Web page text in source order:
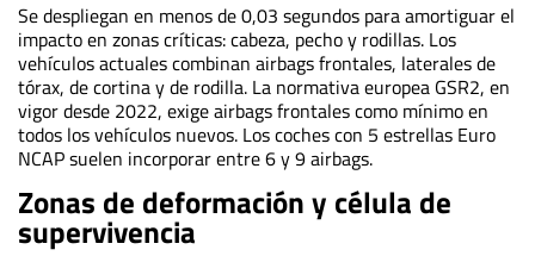
Se despliegan en menos de 0,03 segundos para amortiguar el
impacto en zonas críticas: cabeza, pecho y rodillas. Los
vehículos actuales combinan airbags frontales, laterales de
tórax, de cortina y de rodilla. La normativa europea GSR2, en
vigor desde 2022, exige airbags frontales como mínimo en
todos los vehículos nuevos. Los coches con 5 estrellas Euro
NCAP suelen incorporar entre 6 y 9 airbags.
Zonas de deformación y célula de
supervivencia